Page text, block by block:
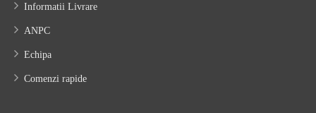
Informatii Livrare
ANPC
Echipa
Comenzi rapide